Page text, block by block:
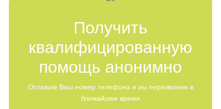
Получить
квалифицированную
помощь анонимно
Оставьте Ваш номер телефона и иы перезвоним в
ближайшее время